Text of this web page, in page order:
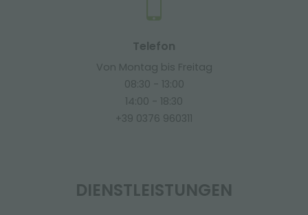
Telefon
Von Montag bis Freitag
08:30 - 13:00
14:00 - 18:30
+39 0376 960311
DIENSTLEISTUNGEN